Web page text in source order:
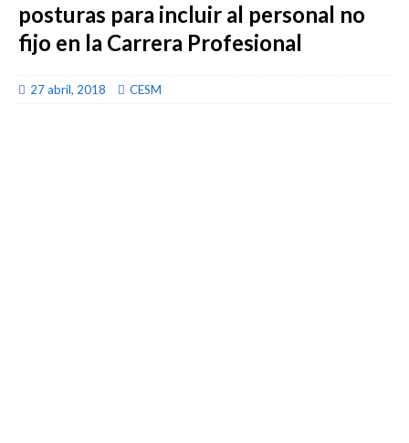
posturas para incluir al personal no
fijo en la Carrera Profesional
27 abril, 2018 CESM